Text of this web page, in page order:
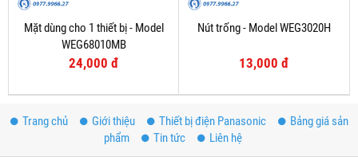
Mặt dùng cho 1 thiết bị - Model
WEG68010MB
24,000 đ
Nút trống - Model WEG3020H
13,000 đ
Trang chủ Giới thiệu Thiết bị điện Panasonic
Bảng giá sản
phẩm
Tin tức Liên hệ